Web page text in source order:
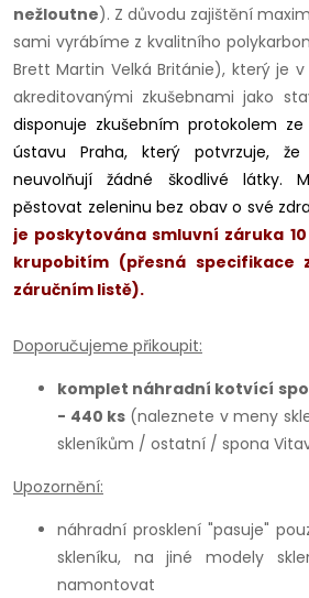
nežloutne). Z důvodu zajištění
sami vyrábíme z kvalitního
Brett Martin Velká Británie), který je
akreditovanými zkušebnami jako
disponuje zkušebním protokolem
ústavu Praha, který potvrzuje,
neuvolňují žádné škodlivé látky.
pěstovat zeleninu bez obav o své
je poskytována smluvní záruka
krupobitím (přesná specifikace
záručním listě).
Doporučujeme přikoupit:
komplet náhradní kotvící
- 440 ks (naleznete v meny
skleníkům / ostatní / spona
Upozornění:
náhradní prosklení "pasuje"
skleníku, na jiné modely
namontovat